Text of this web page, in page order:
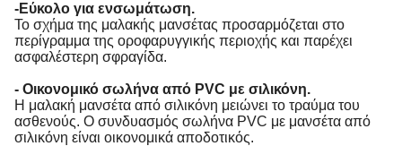
-Εύκολο για ενσωμάτωση.
Το σχήμα της μαλακής μανσέτας προσαρμόζεται στο
περίγραμμα της οροφαρυγγικής περιοχής και παρέχει
ασφαλέστερη σφραγίδα.
- Οικονομικό σωλήνα από PVC με σιλικόνη.
Η μαλακή μανσέτα από σιλικόνη μειώνει το τραύμα του
ασθενούς. Ο συνδυασμός σωλήνα PVC με μανσέτα από
σιλικόνη είναι οικονομικά αποδοτικός.